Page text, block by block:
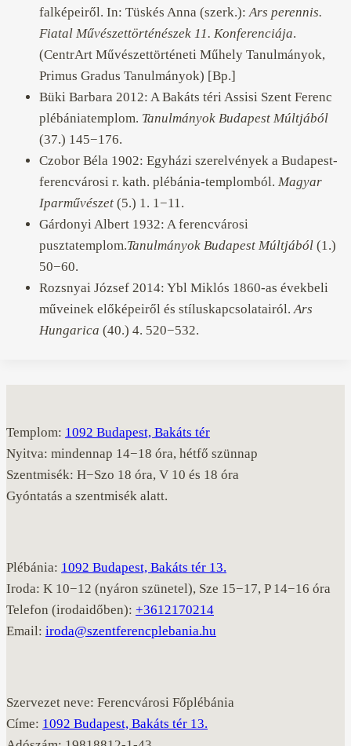
falképeiről. In: Tüskés Anna (szerk.):Ars perennis.
Fiatal Művészettörténészek 11. Konferenciája.
(CentrArt Művészettörténeti Műhely Tanulmányok,
Primus Gradus Tanulmányok) [Bp.]
Büki Barbara 2012: A Bakáts téri Assisi Szent Ferenc
plébániatemplom. Tanulmányok Budapest Múltjából
(37.) 145−176.
Czobor Béla 1902: Egyházi szerelvények a Budapest-
ferencvárosi r. kath. plébánia-templomból. Magyar
Iparművészet (5.) 1. 1−11.
Gárdonyi Albert 1932: A ferencvárosi
pusztatemplom.Tanulmányok Budapest Múltjából (1.)
50−60.
Rozsnyai József 2014: Ybl Miklós 1860-as évekbeli
műveinek előképeiről és stíluskapcsolatairól.Ars
Hungarica (40.) 4. 520−532.
Templom: 1092 Budapest, Bakáts tér
Nyitva: mindennap 14−18 óra, hétfő szünnap
Szentmisék: H−Szo 18 óra, V 10 és 18 óra
Gyóntatás a szentmisék alatt.
Plébánia: 1092 Budapest, Bakáts tér 13.
Iroda: K 10−12 (nyáron szünetel), Sze 15−17, P 14−16 óra
Telefon (irodaidőben): +3612170214
Email: iroda@szentferencplebania.hu
Szervezet neve: Ferencvárosi Főplébánia
Címe: 1092 Budapest, Bakáts tér 13.